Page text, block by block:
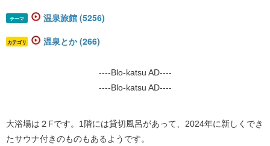
テーマ 温泉旅館 (5256)
カテゴリ 温泉とか (266)
----Blo-katsu AD----
----Blo-katsu AD----
大浴場は２Fです。1階には貸切風呂があって、2024年に新しくでき
たサウナ付きのものもあるようです。